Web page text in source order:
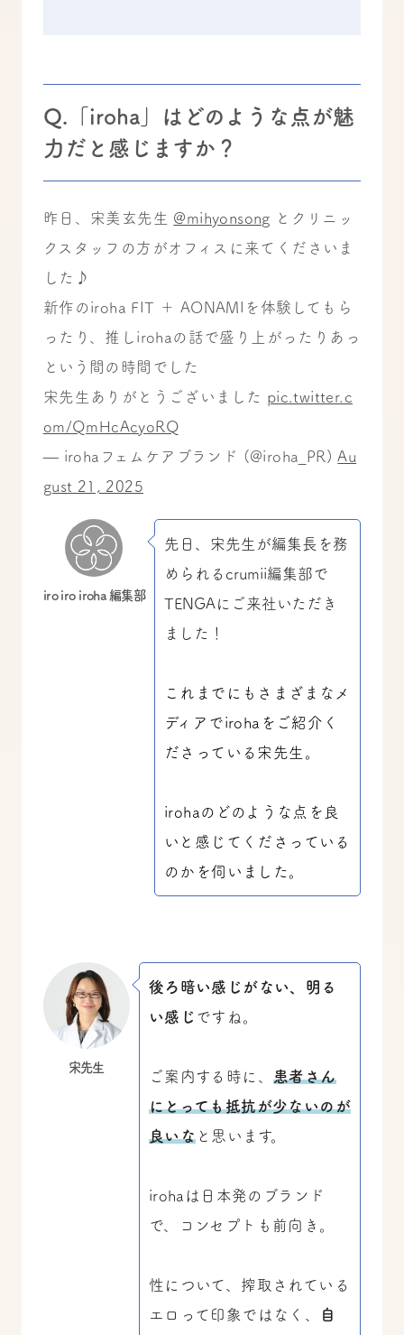
Q.「iroha」はどのような点が魅
力だと感じますか？
昨日、宋美玄先生 @mihyonsong とクリニッ
クスタッフの方がオフィスに来てくださいま
した♪
新作のiroha FIT ＋ AONAMIを体験してもら
ったり、推しirohaの話で盛り上がったりあっ
という間の時間でした
宋先生ありがとうございました pic.twitter.c
om/QmHcAcyoRQ
— iroha フェムケアブランド (@iroha_PR) Au
gust 21, 2025
iro iro iroha 編集部
先日、宋先生が編集長を務
められるcrumii編集部で
TENGAにご来社いただき
ました！
これまでにもさまざまなメ
ディアでirohaをご紹介く
ださっている宋先生。
irohaのどのような点を良
いと感じてくださっている
のかを伺いました。
宋先生
後ろ暗い感じがない、明る
い感じ ですね。
ご案内する時に、 患者さん
にとっても抵抗が少ないのが
良いなと思います。
irohaは日本発のブランド
で、コンセプトも前向き。
性について、搾取されている
エロって印象ではなく、
自